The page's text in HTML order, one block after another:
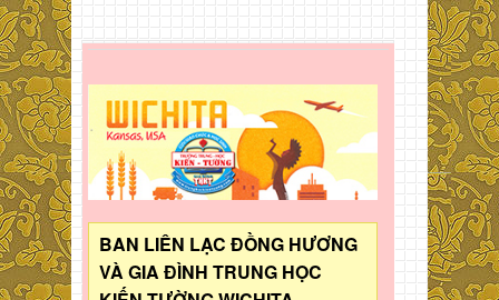
BAN LIÊN LẠC ĐỒNG HƯƠNG
VÀ GIA ĐÌNH TRUNG HỌC